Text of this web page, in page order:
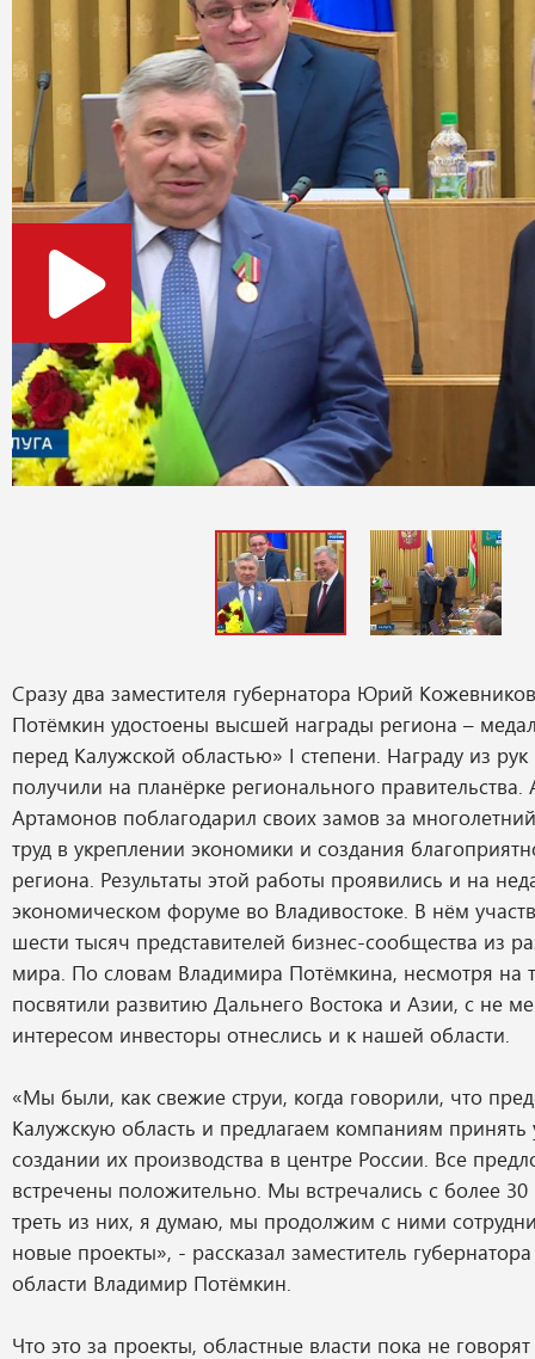
Сразу два заместителя губернатора Юрий
Потёмкин удостоены высшей награды региона –
перед Калужской областью» I степени. Награду из
получили на планёрке регионального правительства.
Артамонов поблагодарил своих замов за
труд в укреплении экономики и создания
региона. Результаты этой работы проявились и на
экономическом форуме во Владивостоке. В нём
шести тысяч представителей бизнес-сообщества из
мира. По словам Владимира Потёмкина, несмотря на
посвятили развитию Дальнего Востока и Азии, с не
интересом инвесторы отнеслись и к нашей области.
«Мы были, как свежие струи, когда говорили, что
Калужскую область и предлагаем компаниям принять
создании их производства в центре России. Все
встречены положительно. Мы встречались с более
треть из них, я думаю, мы продолжим с ними
новые проекты», - рассказал заместитель
области Владимир Потёмкин.
Что это за проекты, областные власти пока не